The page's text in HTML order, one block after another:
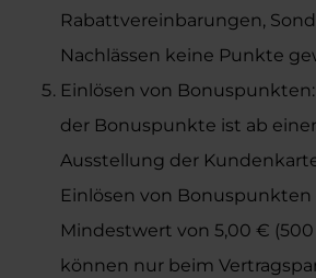
Rabattvereinbarungen,
Nachlässen keine Punkte
Einlösen von
der Bonuspunkte ist ab
Ausstellung der
Einlösen von Bonuspunkten
Mindestwert von 5,00 €
können nur beim